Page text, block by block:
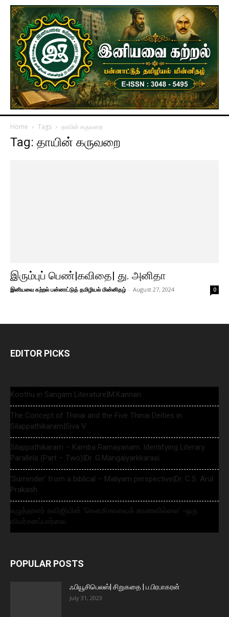
Home Tags தாயின் கருவறை
Tag: தாயின் கருவறை
இரும்புப் பெண்|கவிதை| து. அனிதா
இனியவை கற்றல் பன்னாட்டுத் தமிழியல் மின்னிதழ் - August 27, 2024 0
EDITOR PICKS
Koothu in Sangam Literature|M.Kannan
The Concept of Thinai and the Five Thinai Deities in
Silappathikaram|Siva V
Silappathikaram – Kamba Ramayanam: Identifying Literary
Parallels (Part – Two)|Dr. G.Mangaiyarkkarasi
‘Surrender’ from a biblical – Maliyam perspective|Dr. C.S. Arul
Prakash
எழுத்தாளர் கவிஜியின் ‘கௌசிகாவைக் காணவில்லை’ -ஒரு
விமர்சனப்பார்வை
POPULAR POSTS
ஃபியூசிபெலஸ்| சிறுகதை | ப.பிரபாகரன்
July 31, 2023